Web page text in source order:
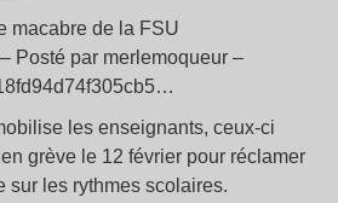
macabre de la FSU
Posté par merlemoqueur –
les enseignants, ceux-ci
grève le 12 février pour réclamer
sur les rythmes scolaires.